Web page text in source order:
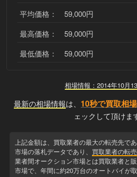
平均価格： 59,000円
最高価格： 59,000円
最低価格： 59,000円
相場情報：2014年10月
最新の相場情報は、 10秒で買取相
ェックして頂けま
上記金額は、買取業者の最大の転売先で
市場の落札データであり、 買取業者の転
業者間オークション市場とは買取業者と
市場で、年間に約20万台のオートバイが